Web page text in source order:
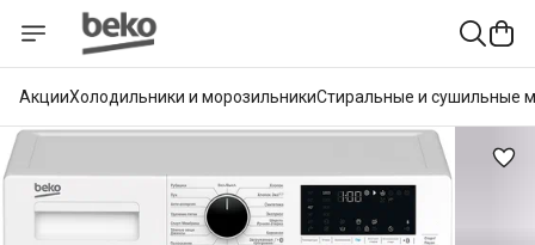
АкцииХолодильники и морозильникиСтиральные и сушильные